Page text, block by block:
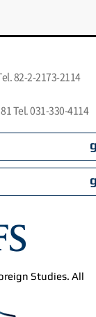
82-2-2173-2114
81 Tel. 031-330-4114
Studies. All